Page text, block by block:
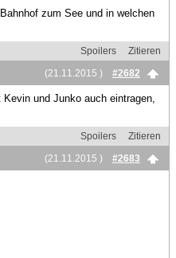
zum See und in welchen
Spoilers
Zitieren
(21.11.2015 )
#2682
und Junko auch eintragen,
Spoilers
Zitieren
(21.11.2015 )
#2683